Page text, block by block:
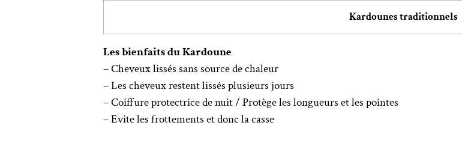
Kardounes traditionnels
Les bienfaits du Kardoune
– Cheveux lissés sans source de chaleur
– Les cheveux restent lissés plusieurs jours
– Coiffure protectrice de nuit / Protège les longueurs et les pointes
– Evite les frottements et donc la casse